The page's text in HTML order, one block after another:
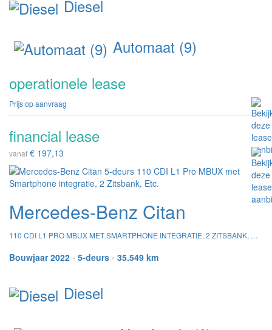
Diesel
Automaat (9)
operationele lease
Prijs op aanvraag
financial lease
vanaf € 197,13
Mercedes-Benz Citan
110 CDI L1 PRO MBUX MET SMARTPHONE INTEGRATIE, 2 ZITSBANK, ETC.
Bouwjaar 2022 • 5-deurs • 35.549 km
Diesel